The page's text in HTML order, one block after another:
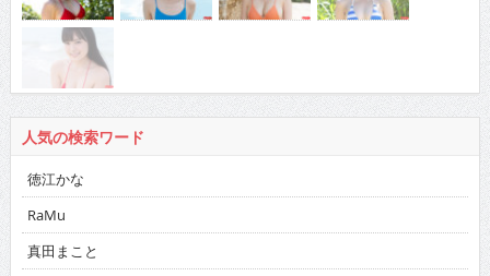
人気の検索ワード
徳江かな
RaMu
真田まこと